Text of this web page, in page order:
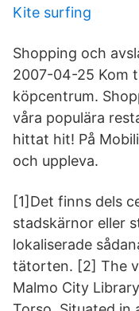
Kite surfing
Shopping och
2007-04-25 Kom
köpcentrum.
våra populära
hittat hit! På
och uppleva.
[1]Det finns dels
stadskärnor eller
lokaliserade
tätorten. [2] The
Malmo City